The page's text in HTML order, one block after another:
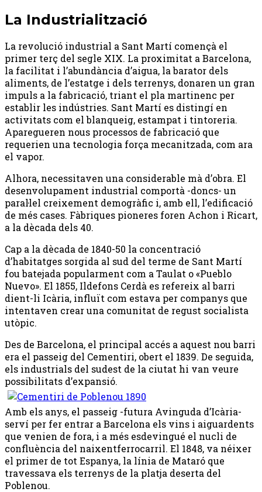
La Industrialització
La revolució industrial a Sant Martí començà el
primer terç del segle XIX. La proximitat a Barcelona,
la facilitat i l’abundància d’aigua, la barator dels
aliments, de l’estatge i dels terrenys, donaren un gran
impuls a la fabricació, triant el pla martinenc per
establir les indústries. Sant Martí es distingí en
activitats com el blanqueig, estampat i tintoreria.
Aparegueren nous processos de fabricació que
requerien una tecnologia força mecanitzada, com ara
el vapor.
Alhora, necessitaven una considerable mà d’obra. El
desenvolupament industrial comportà -doncs- un
paral·lel creixement demogràfic i, amb ell, l’edificació
de més cases. Fàbriques pioneres foren Achon i Ricart,
a la dècada dels 40.
Cap a la dècada de 1840-50 la concentració
d’habitatges sorgida al sud del terme de Sant Martí
fou batejada popularment com a Taulat o «Pueblo
Nuevo». El 1855, Ildefons Cerdà es refereix al barri
dient-li Icària, influït com estava per companys que
intentaven crear una comunitat de regust socialista
utòpic.
Des de Barcelona, el principal accés a aquest nou barri
era el passeig del Cementiri, obert el 1839. De seguida,
els industrials del sudest de la ciutat hi van veure
possibilitats d’expansió.
Amb els anys, el passeig -futura Avinguda d’Icària-
serví per fer entrar a Barcelona els vins i aiguardents
que venien de fora, i a més esdevingué el nucli de
confluència del naixentferrocarril. El 1848, va néixer
el primer de tot Espanya, la línia de Mataró que
travessava els terrenys de la platja deserta del
Poblenou.